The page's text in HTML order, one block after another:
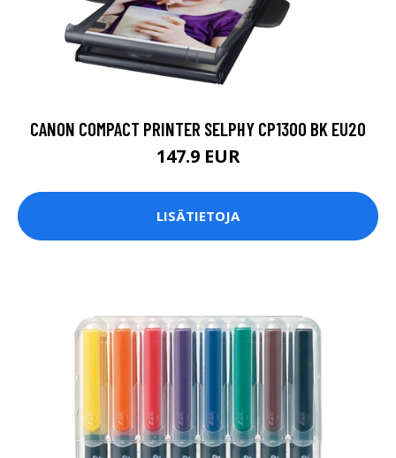
CANON COMPACT PRINTER SELPHY CP1300 BK EU20
147.9 EUR
LISÄTIETOJA